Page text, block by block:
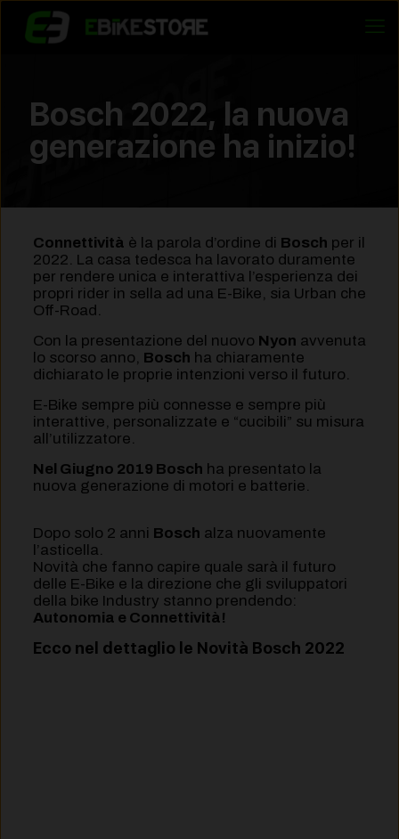
Bosch 2022, la nuova
generazione ha inizio!
Connettività è la parola d’ordine di Bosch per il
2022. La casa tedesca ha lavorato duramente
per rendere unica e interattiva l’esperienza dei
propri rider in sella ad una E-Bike, sia Urban che
Off-Road.
Con la presentazione del nuovo Nyon avvenuta
lo scorso anno, Bosch ha chiaramente
dichiarato le proprie intenzioni verso il futuro.
E-Bike sempre più connesse e sempre più
interattive, personalizzate e “cucibili” su misura
all’utilizzatore.
Nel Giugno 2019 Bosch ha presentato la
nuova generazione di motori e batterie.
Dopo solo 2 anni Bosch alza nuovamente
l’asticella.
Novità che fanno capire quale sarà il futuro
delle E-Bike e la direzione che gli sviluppatori
della bike Industry stanno prendendo:
Autonomia e Connettività!
Ecco nel dettaglio le Novità Bosch 2022